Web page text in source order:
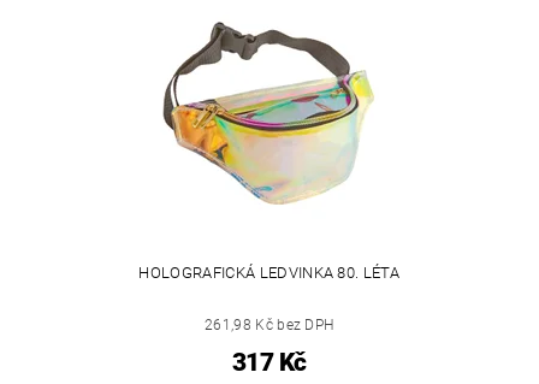
HOLOGRAFICKÁ LEDVINKA 80. LÉTA
261,98 Kč bez DPH
317 Kč